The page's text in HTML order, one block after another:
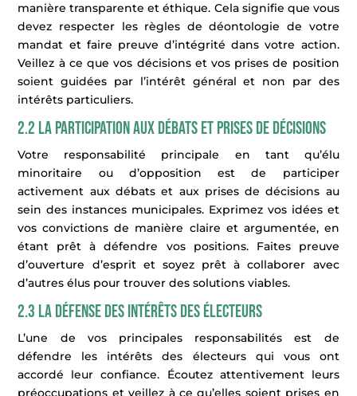
manière transparente et éthique. Cela signifie que vous
devez respecter les règles de déontologie de votre
mandat et faire preuve d’intégrité dans votre action.
Veillez à ce que vos décisions et vos prises de position
soient guidées par l’intérêt général et non par des
intérêts particuliers.
2.2 La participation aux débats et prises de décisions
Votre responsabilité principale en tant qu’élu
minoritaire ou d’opposition est de participer
activement aux débats et aux prises de décisions au
sein des instances municipales. Exprimez vos idées et
vos convictions de manière claire et argumentée, en
étant prêt à défendre vos positions. Faites preuve
d’ouverture d’esprit et soyez prêt à collaborer avec
d’autres élus pour trouver des solutions viables.
2.3 La défense des intérêts des électeurs
L’une de vos principales responsabilités est de
défendre les intérêts des électeurs qui vous ont
accordé leur confiance. Écoutez attentivement leurs
préoccupations et veillez à ce qu’elles soient prises en